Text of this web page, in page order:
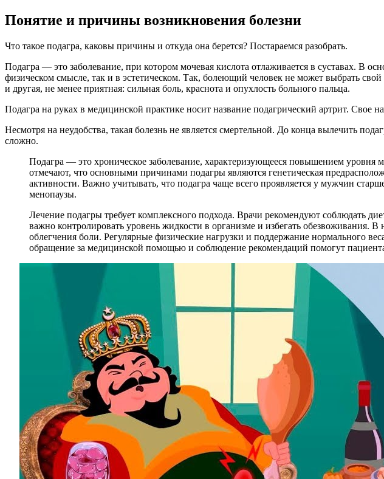
Понятие и причины возникновения болезни
Что такое подагра, каковы причины и откуда она берется? Постараемся разобрать.
Подагра — это заболевание, при котором мочевая кислота отлаживается в суставах. В
физическом смысле, так и в эстетическом. Так, болеющий человек не может выбрать
и другая, не менее приятная: сильная боль, краснота и опухлость больного пальца.
Подагра на руках в медицинской практике носит название подагрический артрит. Свое
Несмотря на неудобства, такая болезнь не является смертельной. До конца вылечить
сложно.
Подагра — это хроническое заболевание, характеризующееся повышением уровня
отмечают, что основными причинами подагры являются генетическая
активности. Важно учитывать, что подагра чаще всего проявляется у мужчин
менопаузы.
Лечение подагры требует комплексного подхода. Врачи рекомендуют соблюдать
важно контролировать уровень жидкости в организме и избегать обезвоживания.
облегчения боли. Регулярные физические нагрузки и поддержание нормального
обращение за медицинской помощью и соблюдение рекомендаций помогут